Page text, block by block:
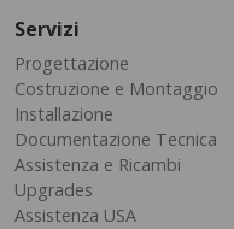
Servizi
Progettazione
Costruzione e Montaggio
Installazione
Documentazione Tecnica
Assistenza e Ricambi
Upgrades
Assistenza USA